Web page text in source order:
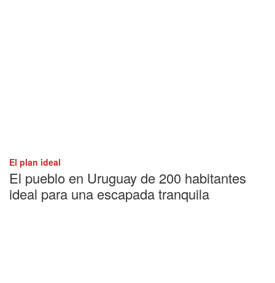
El plan ideal
El pueblo en Uruguay de 200 habitantes
ideal para una escapada tranquila